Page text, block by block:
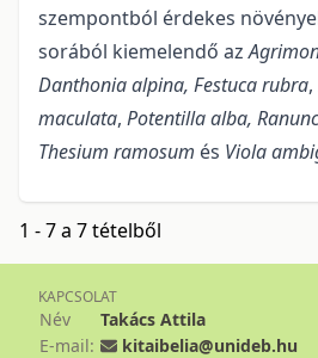
szempontból érdekes
sorából kiemelendő az
Danthonia alpina, Festuca rubra,
maculata, Potentilla alba,
Thesium ramosum és Viola
1 - 7 a 7 tételből
KAPCSOLAT
Név
Takács Attila
E-mail:
kitaibelia@unideb.hu